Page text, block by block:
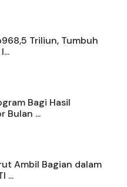
Triliun, Tumbuh
Bagi Hasil
Bulan ...
Ambil Bagian dalam
...